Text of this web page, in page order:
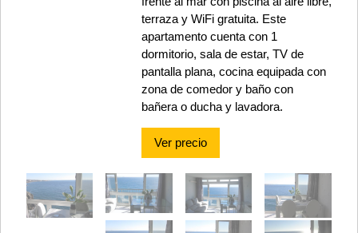
terraza y WiFi gratuita. Este
apartamento cuenta con 1
dormitorio, sala de estar, TV de
pantalla plana, cocina equipada con
zona de comedor y baño con
bañera o ducha y lavadora.
Ver precio